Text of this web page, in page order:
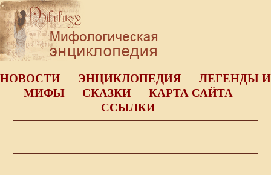
НОВОСТИ ЭНЦИКЛОПЕДИЯ
ЛЕГЕНДЫ И
МИФЫ
СКАЗКИ
КАРТА САЙТА
ССЫЛКИ